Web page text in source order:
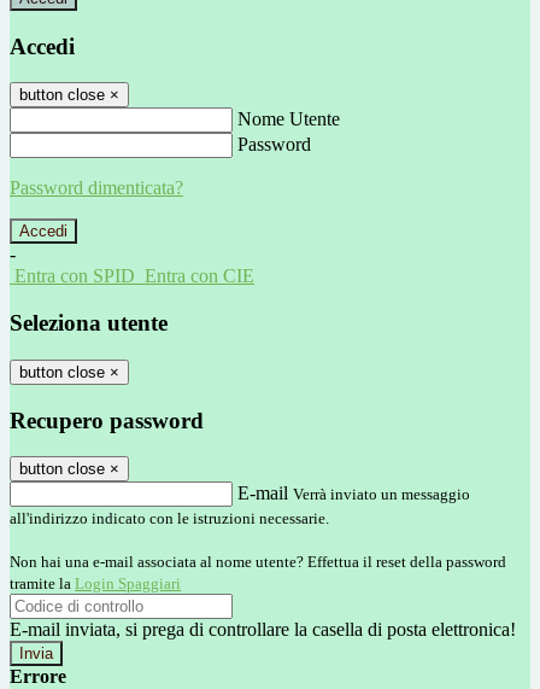
Accedi
button close ×
Nome Utente
Password
Password dimenticata?
-
Entra con SPID Entra con CIE
Seleziona utente
button close ×
Recupero password
button close ×
E-mail Verrà inviato un messaggio
all'indirizzo indicato con le istruzioni necessarie.
Non hai una e-mail associata al nome utente? Effettua il reset della password
tramite la Login Spaggiari
E-mail inviata, si prega di controllare la casella di posta elettronica!
Errore